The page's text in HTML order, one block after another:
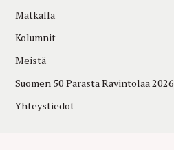
Matkalla
Kolumnit
Meistä
Suomen 50 Parasta Ravintolaa 2026
Yhteystiedot